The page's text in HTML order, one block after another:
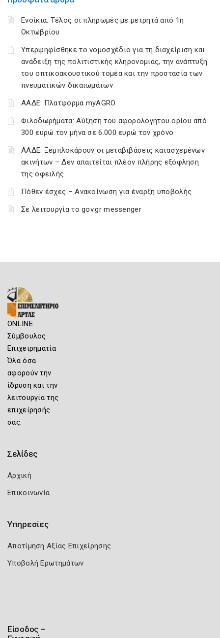
Ενοίκια: Τέλος οι πληρωμές με μετρητά από 1η
Οκτωβρίου
Υπερψηφίσθηκε το νομοσχέδιο για τη διαχείριση και
ανάδειξη της πολιτιστικής κληρονομιάς, την ανάπτυξη
του οπτικοακουστικού τομέα και την προστασία των
πνευματικών δικαιωμάτων
ΑΑΔΕ: Πλατφόρμα myAGRO
Φιλοδωρήματα: Αύξηση του αφορολόγητου ορίου από
300 ευρώ τον μήνα σε 6.000 ευρώ τον χρόνο
ΑΑΔΕ: Ξεμπλοκάρουν οι μεταβιβάσεις κατασχεμένων
ακινήτων – Δεν απαιτείται πλέον πλήρης εξόφληση
της οφειλής
Πόθεν έσχες – Ανακοίνωση για έναρξη υποβολής
Σε λειτουργία το gov.gr messenger
ONLINE
Σύμβουλος
Επιχειρηματία
Όλα όσα
αφορούν την
ίδρυση και την
λειτουργία της
επιχείρησής
σας.
Σελίδες
Αρχική
Επικοινωνία
Υπηρεσίες
Αποτίμηση Αξίας Επιχείρησης
Υποβολή Ερωτημάτων
Είσοδος –